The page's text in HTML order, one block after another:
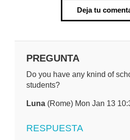
Deja tu
PREGUNTA
Do you have any knind of
students?
Luna (Rome) Mon Jan 13
RESPUESTA